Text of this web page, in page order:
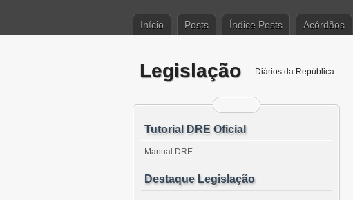
Início Posts Índice Posts Acórdãos
Legislação Diários da República
Tutorial DRE Oficial
Manual DRE
Destaque Legislação